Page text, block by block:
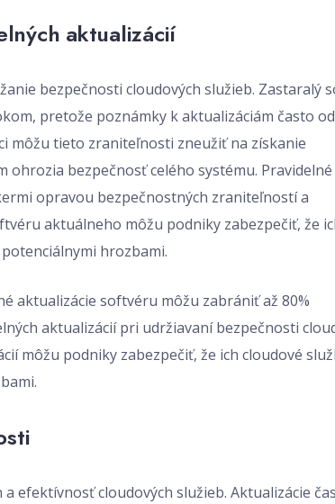
aktualizácií
bezpečnosti cloudových služieb. Zastaralý
pretože poznámky k aktualizáciám často
môžu tieto zraniteľnosti zneužiť na získanie
bezpečnosť celého systému. Pravidelné
opravou bezpečnostných zraniteľností a
aktuálneho môžu podniky zabezpečiť, že
hrozbami.
aktualizácie softvéru môžu zabrániť až 80%
aktualizácií pri udržiavaní bezpečnosti
môžu podniky zabezpečiť, že ich cloudové
efektívnosť cloudových služieb. Aktualizácie